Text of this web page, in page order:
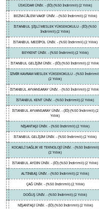
ÜSKÜDAR ÜNİV. - (İÖ) (%50 İndirimli) (2 Yıllık)
BEZM-İ ÂLEM VAKIF ÜNİV. - (%50 İndirimli) (2 Yıllık)
İSTANBUL ŞİŞLİ MESLEK YÜKSEKOKULU - (İÖ) (%50
İndirimli) (2 Yıllık)
İSTANBUL MEDİPOL ÜNİV. - (%50 İndirimli) (2 Yıllık)
BEYKENT ÜNİV. - (%50 İndirimli) (2 Yıllık)
İSTANBUL GELİŞİM ÜNİV. - (İÖ) (%50 İndirimli) (2
İZMİR KAVRAM MESLEK YÜKSEKOKULU - (%50
(2 Yıllık)
İSTANBUL AYVANSARAY ÜNİV. - (%50 İndirimli) (2
İSTANBUL KENT ÜNİV. - (%50 İndirimli) (2 Yıllık)
İSTANBUL AYVANSARAY ÜNİV. - (İÖ) (%50 İndirimli) (2
Yıllık)
NİŞANTAŞI ÜNİV. - (%50 İndirimli) (2 Yıllık)
İSTANBUL GELİŞİM ÜNİV. - (%50 İndirimli) (2 Yıllık)
KOCAELİ SAĞLIK VE TEKNOLOJİ ÜNİV. - (%50 İndirimli)
(2 Yıllık)
İSTANBUL AYDIN ÜNİV. - (İÖ) (%50 İndirimli) (2 Yıllık)
ALTINBAŞ ÜNİV. - (%50 İndirimli) (2 Yıllık)
ÇAĞ ÜNİV. - (%50 İndirimli) (2 Yıllık)
DOĞUŞ ÜNİV. - (%50 İndirimli) (2 Yıllık)
NİŞANTAŞI ÜNİV. - (İÖ) (%50 İndirimli) (2 Yıllık)